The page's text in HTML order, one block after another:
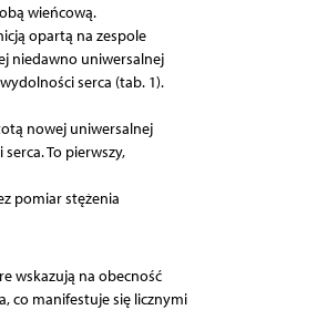
wieńcową.
opartą na zespole
niedawno uniwersalnej
serca (tab. 1).
nowej uniwersalnej
To pierwszy,
pomiar stężenia
wskazują na obecność
co manifestuje się licznymi